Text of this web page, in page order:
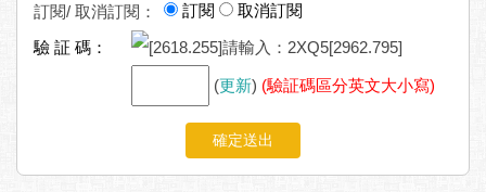
訂閱/ 取消訂閱： 訂閱
取消訂閱
驗 証 碼：
(更新) (驗証碼區分英文大小寫)
確定送出